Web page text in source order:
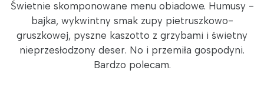
Świetnie skomponowane menu obiadowe. Humusy -
bajka, wykwintny smak zupy pietruszkowo-
gruszkowej, pyszne kaszotto z grzybami i świetny
nieprzesłodzony deser. No i przemiła gospodyni.
Bardzo polecam.